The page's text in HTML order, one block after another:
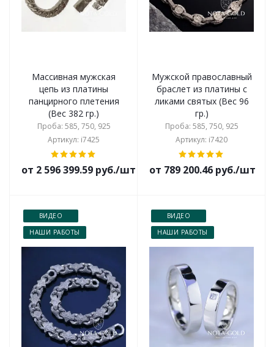
Массивная мужская
цепь из платины
панцирного плетения
(Вес 382 гр.)
Проба: 585, 750, 925
Артикул: i7425
от 2 596 399.59 руб./шт
Мужской православный
браслет из платины с
ликами святых (Вес 96
гр.)
Проба: 585, 750, 925
Артикул: i7420
от 789 200.46 руб./шт
ВИДЕО
НАШИ РАБОТЫ
ВИДЕО
НАШИ РАБОТЫ